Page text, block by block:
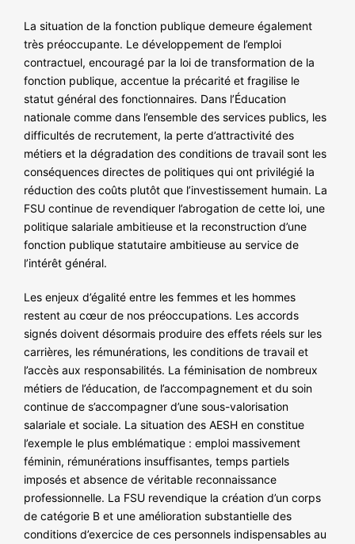
La situation de la fonction publique demeure également
très préoccupante. Le développement de l’emploi
contractuel, encouragé par la loi de transformation de la
fonction publique, accentue la précarité et fragilise le
statut général des fonctionnaires. Dans l’Éducation
nationale comme dans l’ensemble des services publics, les
difficultés de recrutement, la perte d’attractivité des
métiers et la dégradation des conditions de travail sont les
conséquences directes de politiques qui ont privilégié la
réduction des coûts plutôt que l’investissement humain. La
FSU continue de revendiquer l’abrogation de cette loi, une
politique salariale ambitieuse et la reconstruction d’une
fonction publique statutaire ambitieuse au service de
l’intérêt général.
Les enjeux d’égalité entre les femmes et les hommes
restent au cœur de nos préoccupations. Les accords
signés doivent désormais produire des effets réels sur les
carrières, les rémunérations, les conditions de travail et
l’accès aux responsabilités. La féminisation de nombreux
métiers de l’éducation, de l’accompagnement et du soin
continue de s’accompagner d’une sous-valorisation
salariale et sociale. La situation des AESH en constitue
l’exemple le plus emblématique : emploi massivement
féminin, rémunérations insuffisantes, temps partiels
imposés et absence de véritable reconnaissance
professionnelle. La FSU revendique la création d’un corps
de catégorie B et une amélioration substantielle des
conditions d’exercice de ces personnels indispensables au